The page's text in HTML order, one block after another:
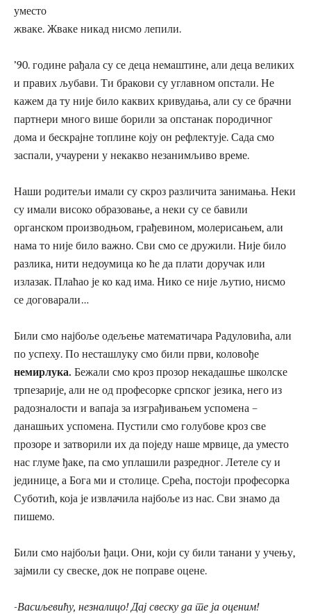
уместо
жваке. Жваке никад нисмо лепили.
’90. године рађала су се деца немаштине, али деца великих
и правих љубави. Ти бракови су углавном опстали. Не
кажем да ту није било каквих кривудања, али су се брачни
партнери много више борили за опстанак породичног
дома и бескрајне топлине коју он рефлектује. Сада смо
заспали, учаурени у некакво незанимљиво време.
Наши родитељи имали су скроз различита занимања. Неки
су имали високо образовање, а неки су се бавили
органском производњом, грађевином, молерисањем, али
нама то није било важно. Сви смо се дружили. Није било
разлика, нити недоумица ко ће да плати доручак или
излазак. Плаћао је ко кад има. Нико се није љутио, нисмо
се договарали…
Били смо најбоље одељење математичара Радуловића, али
по успеху. По несташлуку смо били први, коловође
немирлука. Бежали смо кроз прозор некадашње школске
трпезарије, али не од професорке српског језика, него из
радозналости и вапаја за изграђивањем успомена –
данашњих успомена. Пустили смо голубове кроз све
прозоре и затворили их да поједу наше мрвице, да уместо
нас глуме ђаке, па смо уплашили разредног. Летеле су и
јединице, а Бога ми и столице. Срећа, постоји професорка
Суботић, која је извлачила најбоље из нас. Сви знамо да
пишемо.
Били смо најбољи ђаци. Они, који су били танани у учењу,
зајмили су свеске, док не поправе оцене.
-Васиљевићу, незналицо! Дај свеску да те ја оценим!